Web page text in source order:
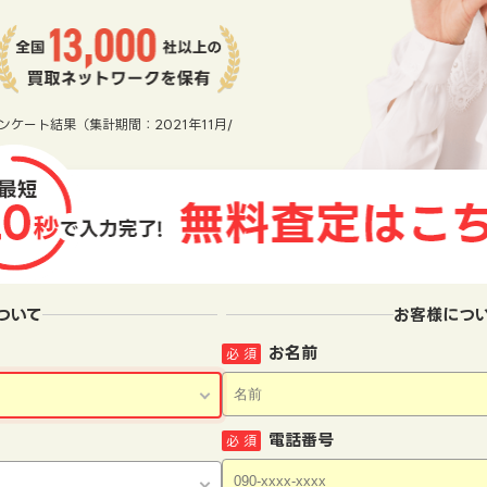
ケート結果（集計期間：2021年11月/
いて お客様につ
お名前
必 須
電話番号
必 須